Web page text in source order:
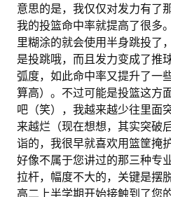
意思的是，我仅仅对发力有了
我的投篮命中率就提高了很多
里糊涂的就会使用半身跳投了
是投跳哦，而且发力变成了推
弧度，如此命中率又提升了一
算高）。不过可能是投篮这方
吧（笑），我越来越少往里面
来越烂（现在想想，其实突破
诣的，我很早就喜欢用篮筐掩
好像不属于您讲过的那三种专
拉杆，幅度不大的，关键是摆
高二上半学期开始接触到了您